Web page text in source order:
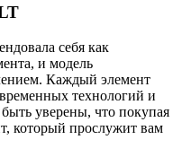
себя как
и модель
Каждый элемент
технологий и
уверены, что покупая
который прослужит вам